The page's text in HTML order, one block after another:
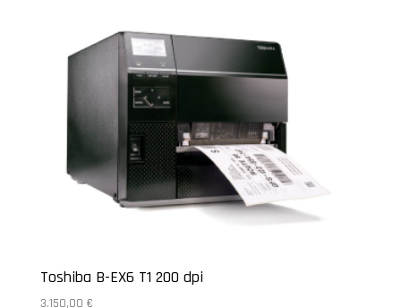
Toshiba B-EX6 T1 200 dpi
3.150,00 €